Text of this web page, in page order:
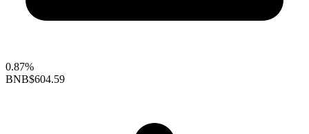
0.87%
BNB$604.59